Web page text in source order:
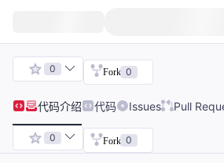
0 Fork 0
代码介绍 代码 Issues Pull
0 Fork 0